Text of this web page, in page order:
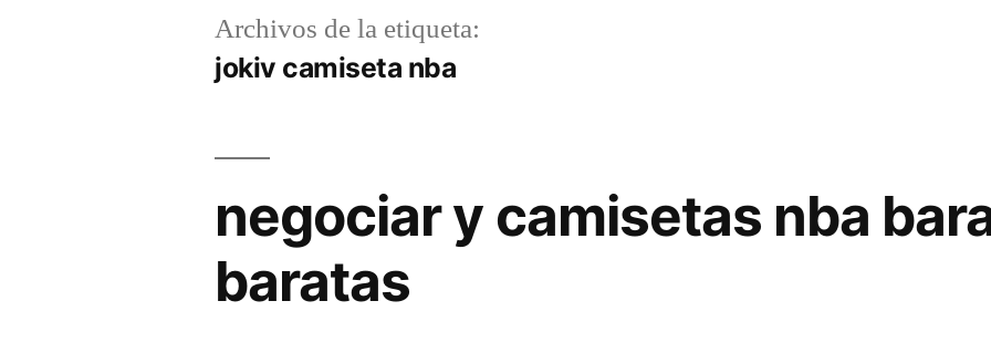
Archivos de la etiqueta:
jokiv camiseta nba
negociar y camisetas nba
baratas